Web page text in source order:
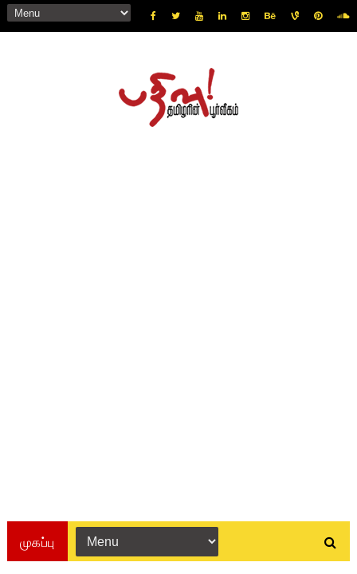
முகப்பு